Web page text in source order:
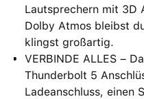
Lautsprechern mit 3D
Dolby Atmos bleibst
klingst großartig.
VERBINDE ALLES –
Thunderbolt 5
Ladeanschluss, einen